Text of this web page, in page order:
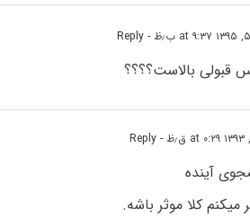
- Reply
قبولی بالاست؟؟؟؟
- Reply
آینده
کلا موثر باشه.